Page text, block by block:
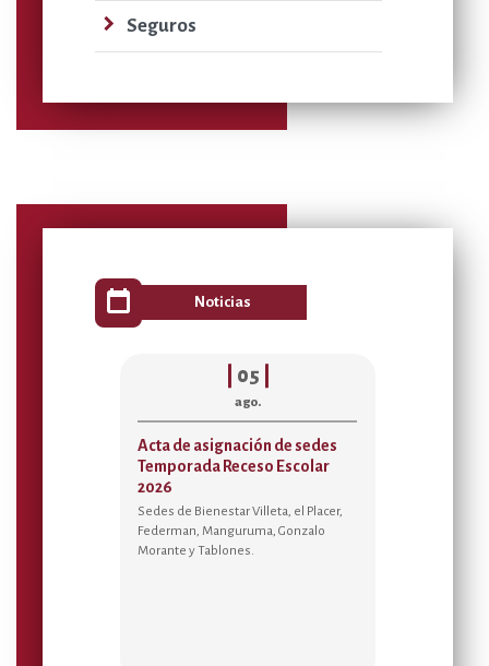
navigate_next Seguros
calendar_today Noticias
05
ago.
Acta de asignación de sedes
Temporada Receso Escolar
2026
Sedes de Bienestar Villeta, el Placer,
Federman, Manguruma, Gonzalo
Morante y Tablones.